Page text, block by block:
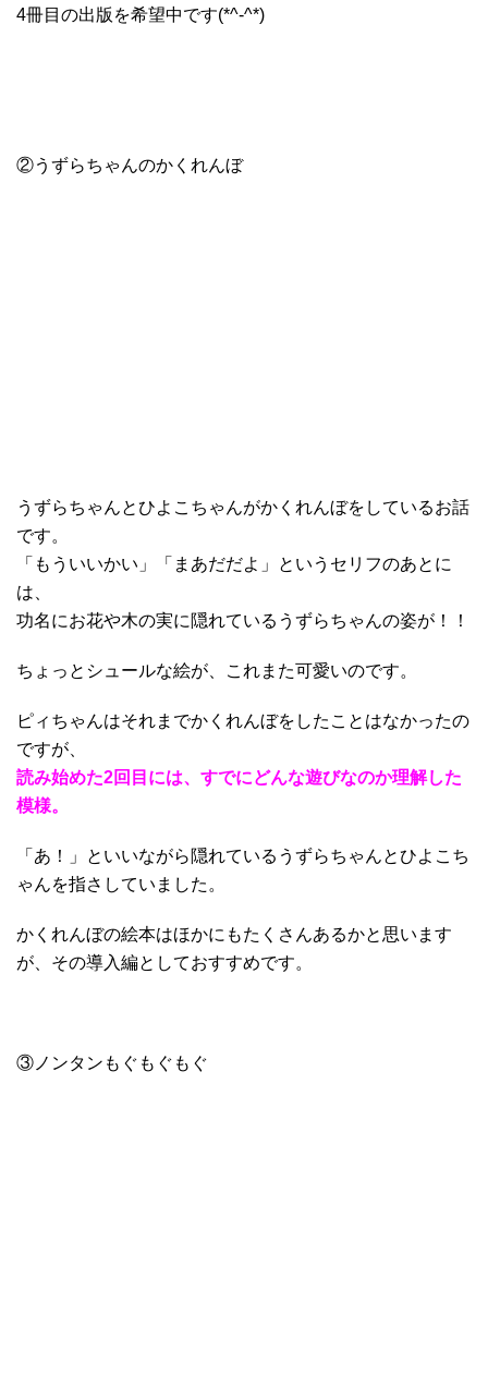
4冊目の出版を希望中です(*^-^*)
②うずらちゃんのかくれんぼ
うずらちゃんとひよこちゃんがかくれんぼをしているお話
です。
「もういいかい」「まあだだよ」というセリフのあとに
は、
功名にお花や木の実に隠れているうずらちゃんの姿が！！
ちょっとシュールな絵が、これまた可愛いのです。
ピィちゃんはそれまでかくれんぼをしたことはなかったの
ですが、
読み始めた2回目には、すでにどんな遊びなのか理解した
模様。
「あ！」といいながら隠れているうずらちゃんとひよこち
ゃんを指さしていました。
かくれんぼの絵本はほかにもたくさんあるかと思います
が、その導入編としておすすめです。
③ノンタンもぐもぐもぐ